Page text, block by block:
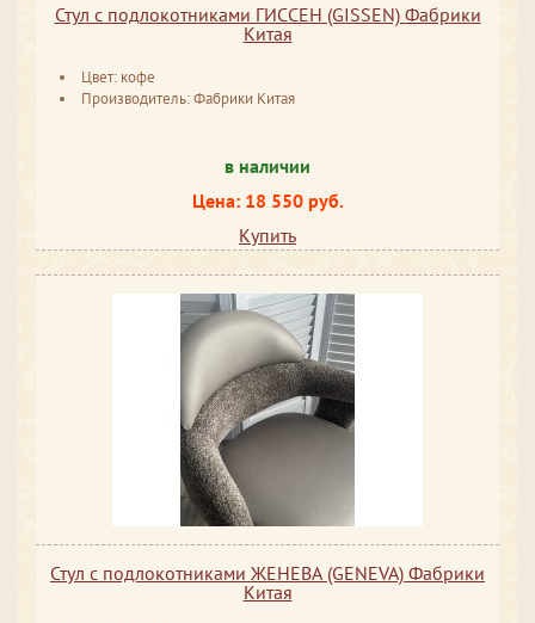
Стул с подлокотниками ГИССЕН (GISSEN) Фабрики
Китая
Цвет: кофе
Производитель: Фабрики Китая
в наличии
Цена: 18 550 руб.
Купить
Стул с подлокотниками ЖЕНЕВА (GENEVA) Фабрики
Китая